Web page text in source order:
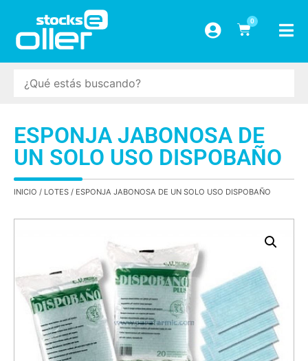
0
ESPONJA JABONOSA DE
UN SOLO USO DISPOBAÑO
INICIO / LOTES / ESPONJA JABONOSA DE UN SOLO USO DISPOBAÑO